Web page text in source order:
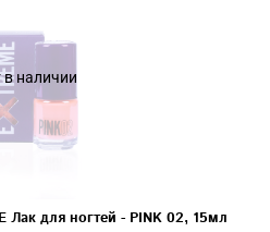
в наличии
Лак для ногтей - PINK 02, 15мл